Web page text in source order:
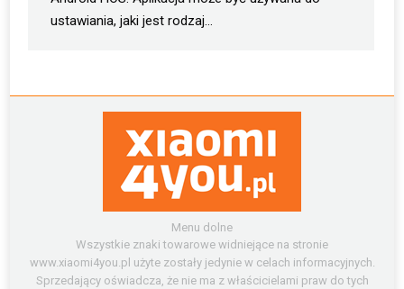
ustawiania, jaki jest rodzaj…
Menu dolne
Wszystkie znaki towarowe widniejące na stronie
www.xiaomi4you.pl użyte zostały jedynie w celach informacyjnych.
Sprzedający oświadcza, że nie ma z właścicielami praw do tych